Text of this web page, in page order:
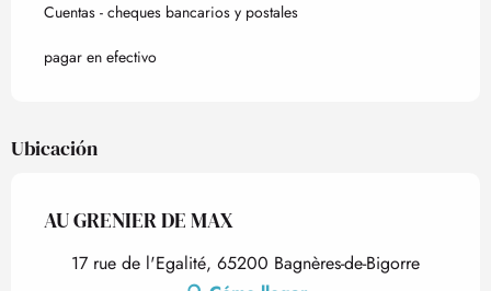
Cuentas - cheques bancarios y postales
pagar en efectivo
Ubicación
AU GRENIER DE MAX
17 rue de l'Egalité, 65200 Bagnères-de-Bigorre